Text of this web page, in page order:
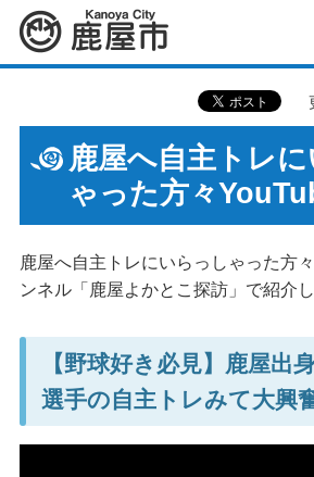
鹿屋市
鹿屋へ自主トレ
ゃった方々
鹿屋へ自主トレにいらっしゃった方
ンネル「鹿屋よかとこ探訪」で紹介し
【野球好き必見】鹿屋出
選手の自主トレみて大興